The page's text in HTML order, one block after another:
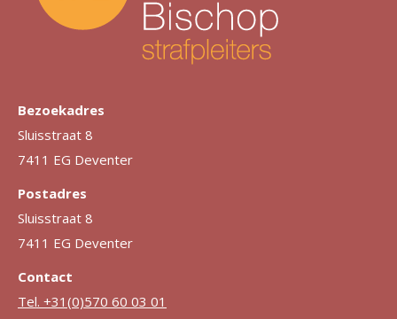
Bezoekadres
Sluisstraat 8
7411 EG Deventer
Postadres
Sluisstraat 8
7411 EG Deventer
Contact
Tel. +31(0)570 60 03 01